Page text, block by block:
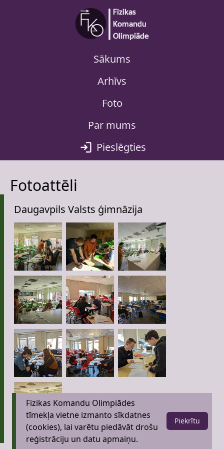
Sākums
Arhīvs
Foto
Par mums
Pieslēgties
Fotoattēli
Daugavpils Valsts ģimnāzija
Fizikas Komandu Olimpiādes
tīmekļa vietne izmanto sīkdatnes
(cookies), lai varētu piedāvāt drošu
reģistrāciju un datu apmaiņu.
Piekrītu